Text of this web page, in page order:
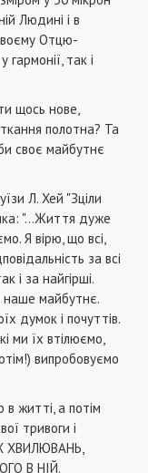
Людині і в
Отцю-
так і
щось нове,
полотна? Та
своє майбутнє
Л. Хей "Зціли
"...Життя дуже
Я вірю, що всі,
за всі
і за найгірші.
майбутнє.
думок і почуттів.
ми їх втілюємо,
випробовуємо
житті, а потім
тривоги і
ХВИЛЮВАНЬ,
В НІЙ.